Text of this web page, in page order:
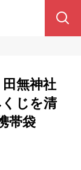
無神社
じを清
帯袋